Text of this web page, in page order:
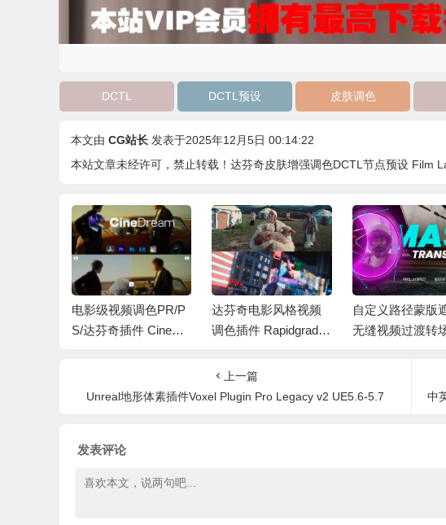
DCTL DCTL预设 皮肤调色
本文由 CG站长 发表于2025年12月5日 00:14:22
本站文章未经许可，禁止转载！ 达芬奇皮肤增强调色DCTL节点预设 Film
电影级视频调色PR/P
S/达芬奇插件 CineDre
达芬奇电影风格视频
调色插件 Rapidgrade
文字幕教程
自定义路径蒙版
无缝视频过渡转
上一篇
Unreal地形体素插件Voxel Plugin Pro Legacy v2 UE5.6-5.7
中
发表评论